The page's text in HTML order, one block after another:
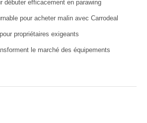
débuter efficacement en parawing
pour acheter malin avec Carrodeal
propriétaires exigeants
le marché des équipements